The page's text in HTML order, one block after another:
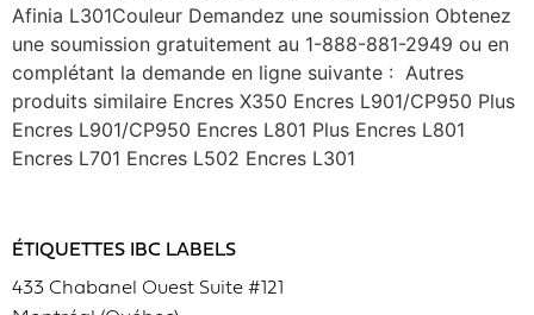
Afinia L301Couleur Demandez une soumission Obtenez
une soumission gratuitement au 1-888-881-2949 ou en
complétant la demande en ligne suivante : Autres
produits similaire Encres X350 Encres L901/CP950 Plus
Encres L901/CP950 Encres L801 Plus Encres L801
Encres L701 Encres L502 Encres L301
ÉTIQUETTES IBC LABELS
433 Chabanel Ouest Suite #121